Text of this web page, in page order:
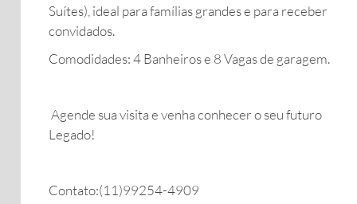
Suítes), ideal para famílias grandes e para receber
convidados.
Comodidades: 4 Banheiros e 8 Vagas de garagem.
Agende sua visita e venha conhecer o seu futuro
Legado!
Contato:(11)99254-4909